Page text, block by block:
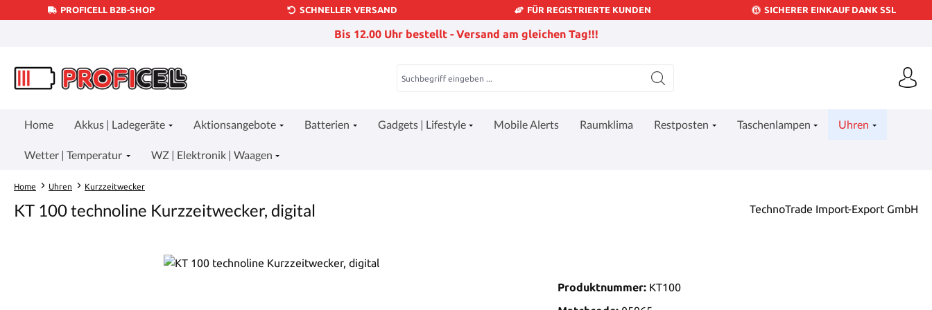
Hauptinhalt springen
Zur Suche springen
Zur Hauptnavigation springen
PROFICELL B2B-SHOP SCHNELLER VERSAND FÜR REGISTRIERTE KUNDEN SICHERER EINKAUF DANK SSL
Bis 12.00 Uhr bestellt - Versand am gleichen Tag!!!
Home Akkus | Ladegeräte Aktionsangebote Batterien Gadgets | Lifestyle Mobile Alerts Raumklima Restposten Taschenlampen Uhren
Wetter | Temperatur WZ | Elektronik | Waagen
Home Uhren Kurzzeitwecker
KT 100 technoline Kurzzeitwecker, digital TechnoTrade Import-Export GmbH
Produktnummer: KT100